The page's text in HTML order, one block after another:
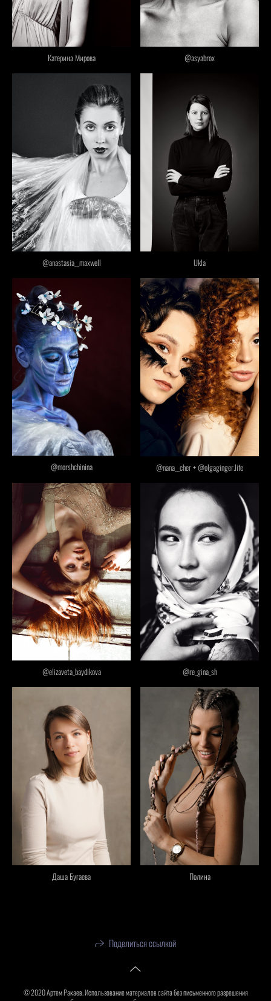
Катерина Мирова @asyabrox
@anastasia__maxwell Ukla
@morshchinina @nana__cher + @olgaginger.life
@elizaveta_baydikova @re_gina_sh
Даша Бугаева Полина
Поделиться ссылкой
© 2020 Артем Ракаев. Использование материалов сайта без письменного разрешения